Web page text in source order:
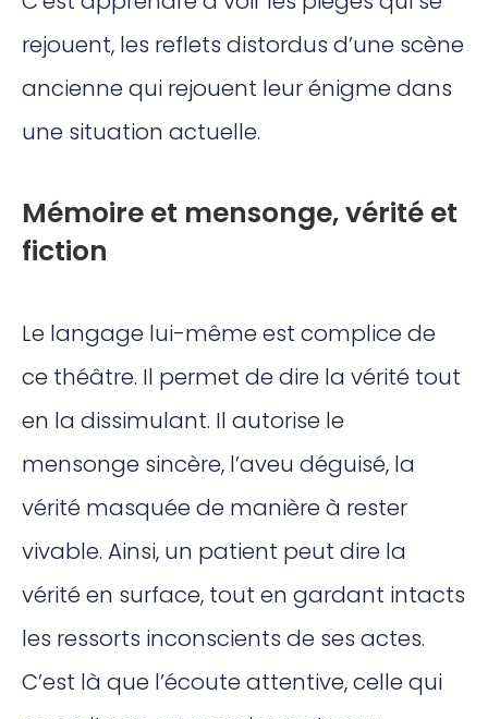
rejouent, les reflets distordus d’une scène
ancienne qui rejouent leur énigme dans
une situation actuelle.
Mémoire et mensonge, vérité et
fiction
Le langage lui-même est complice de
ce théâtre. Il permet de dire la vérité tout
en la dissimulant. Il autorise le
mensonge sincère, l’aveu déguisé, la
vérité masquée de manière à rester
vivable. Ainsi, un patient peut dire la
vérité en surface, tout en gardant intacts
les ressorts inconscients de ses actes.
C’est là que l’écoute attentive, celle qui